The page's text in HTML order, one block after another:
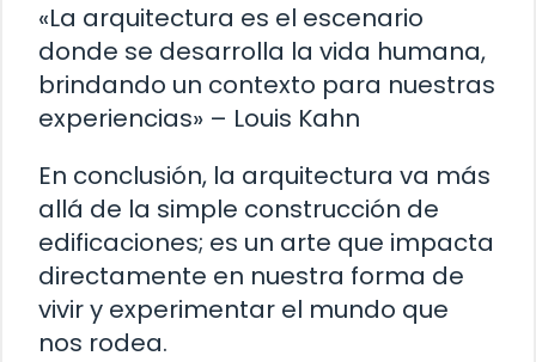
«La arquitectura es el escenario
donde se desarrolla la vida humana,
brindando un contexto para nuestras
experiencias» – Louis Kahn
En conclusión, la arquitectura va más
allá de la simple construcción de
edificaciones; es un arte que impacta
directamente en nuestra forma de
vivir y experimentar el mundo que
nos rodea.